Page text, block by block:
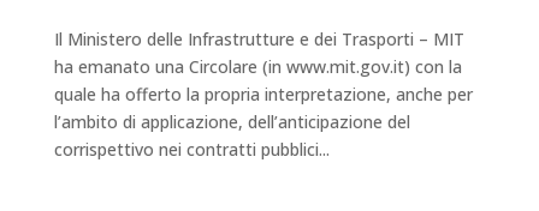
Il Ministero delle Infrastrutture e dei Trasporti – MIT
ha emanato una Circolare (in www.mit.gov.it) con la
quale ha offerto la propria interpretazione, anche per
l’ambito di applicazione, dell’anticipazione del
corrispettivo nei contratti pubblici...